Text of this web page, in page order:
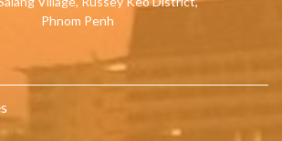
Phnom Penh